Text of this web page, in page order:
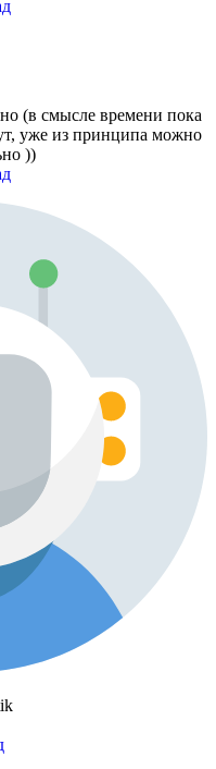
(в смысле времени пока
уже из принципа можно
))